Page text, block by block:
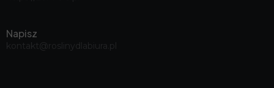
Napisz
kontakt@roslinydlabiura.pl